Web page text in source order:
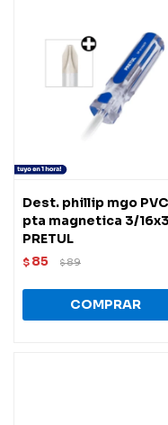
Dest. phillip mgo PVC
pta magnetica 3/
PRETUL
$ 85 $89